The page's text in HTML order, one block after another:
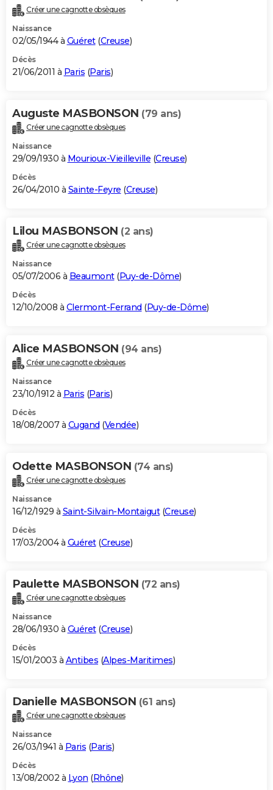
Créer une cagnotte obsèques
Naissance
02/05/1944 à Guéret(Creuse)
Décès
21/06/2011 à Paris (Paris)
Auguste MASBONSON (79 ans)
Créer une cagnotte obsèques
Naissance
29/09/1930 à Mourioux-Vieilleville (Creuse)
Décès
26/04/2010 à Sainte-Feyre (Creuse)
Lilou MASBONSON (2 ans)
Créer une cagnotte obsèques
Naissance
05/07/2006 à Beaumont(Puy-de-Dôme)
Décès
12/10/2008 à Clermont-Ferrand (Puy-de-Dôme)
Alice MASBONSON (94 ans)
Créer une cagnotte obsèques
Naissance
23/10/1912 à Paris (Paris)
Décès
18/08/2007 à Cugand (Vendée)
Odette MASBONSON (74 ans)
Créer une cagnotte obsèques
Naissance
16/12/1929 à Saint-Silvain-Montaigut(Creuse)
Décès
17/03/2004 à Guéret(Creuse)
Paulette MASBONSON (72 ans)
Créer une cagnotte obsèques
Naissance
28/06/1930 à Guéret(Creuse)
Décès
15/01/2003 à Antibes (Alpes-Maritimes)
Danielle MASBONSON (61 ans)
Créer une cagnotte obsèques
Naissance
26/03/1941 à Paris (Paris)
Décès
13/08/2002 à Lyon (Rhône)